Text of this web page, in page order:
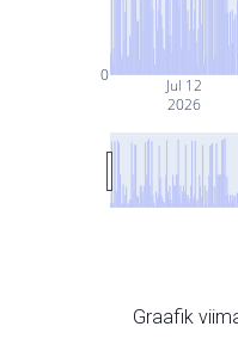
Jul 12
2026
0
Graafik